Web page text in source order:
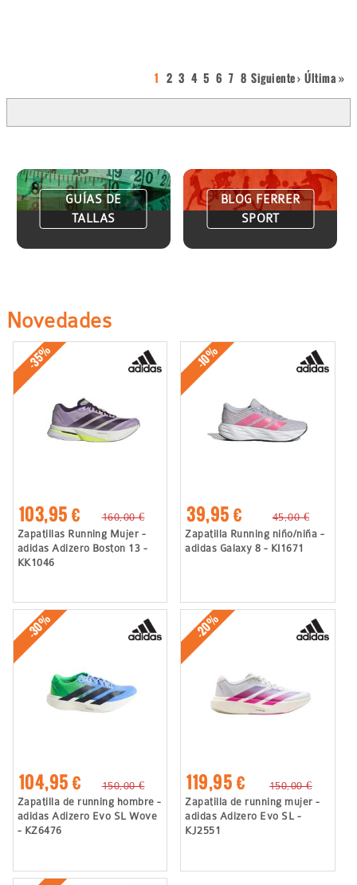
Página
actual
1 Page
2 Page
3 Page
4 Page
5 Page
6 Page
7 Page
8 Página
siguiente
Siguiente › Last
page
Última »
GUÍAS DE
TALLAS
BLOG FERRER
SPORT
Novedades
-35%
103,95 €
160,00 €
Zapatillas Running Mujer -
adidas Adizero Boston 13 -
KK1046
-10%
39,95 €
45,00 €
Zapatilla Running niño/niña -
adidas Galaxy 8 - KI1671
-30%
104,95 €
150,00 €
Zapatilla de running hombre -
adidas Adizero Evo SL Wove
- KZ6476
-20%
119,95 €
150,00 €
Zapatilla de running mujer -
adidas Adizero Evo SL -
KJ2551